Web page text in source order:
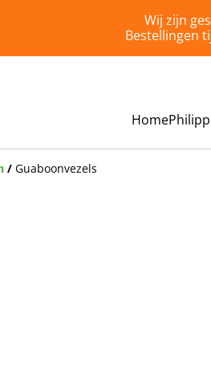
Wij zijn
Bestellingen
Home
/ Guaboonvezels